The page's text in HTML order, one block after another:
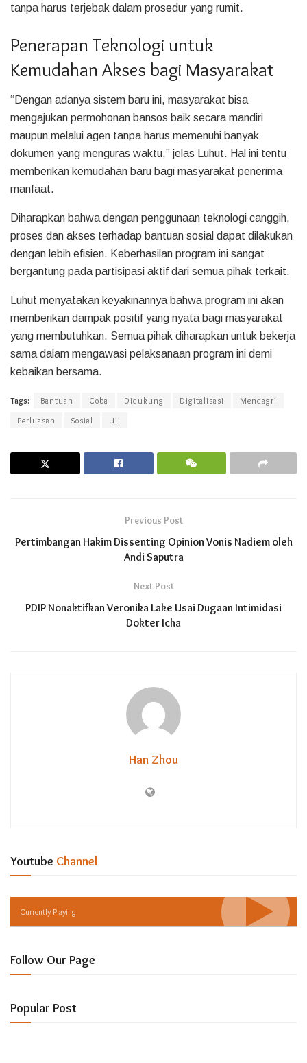
tanpa harus terjebak dalam prosedur yang rumit.
Penerapan Teknologi untuk
Kemudahan Akses bagi Masyarakat
“Dengan adanya sistem baru ini, masyarakat bisa
mengajukan permohonan bansos baik secara mandiri
maupun melalui agen tanpa harus memenuhi banyak
dokumen yang menguras waktu,” jelas Luhut. Hal ini tentu
memberikan kemudahan baru bagi masyarakat penerima
manfaat.
Diharapkan bahwa dengan penggunaan teknologi canggih,
proses dan akses terhadap bantuan sosial dapat dilakukan
dengan lebih efisien. Keberhasilan program ini sangat
bergantung pada partisipasi aktif dari semua pihak terkait.
Luhut menyatakan keyakinannya bahwa program ini akan
memberikan dampak positif yang nyata bagi masyarakat
yang membutuhkan. Semua pihak diharapkan untuk bekerja
sama dalam mengawasi pelaksanaan program ini demi
kebaikan bersama.
Tags: Bantuan Coba Didukung Digitalisasi
Mendagri
Perluasan
Sosial Uji
Previous Post
Pertimbangan Hakim Dissenting Opinion Vonis Nadiem oleh
Andi Saputra
Next Post
PDIP Nonaktifkan Veronika Lake Usai Dugaan Intimidasi
Dokter Icha
Han Zhou
Youtube Channel
Currently Playing
Follow Our Page
Popular Post